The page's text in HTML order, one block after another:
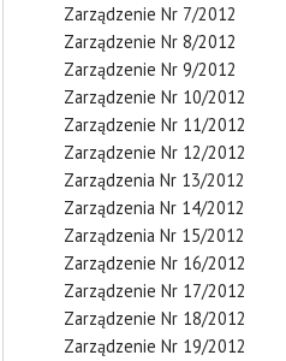
Zarządzenie Nr 7/2012
Zarządzenie Nr 8/2012
Zarządzenie Nr 9/2012
Zarządzenie Nr 10/2012
Zarządzenie Nr 11/2012
Zarządzenie Nr 12/2012
Zarządzenia Nr 13/2012
Zarządzenia Nr 14/2012
Zarządzenia Nr 15/2012
Zarządzenie Nr 16/2012
Zarządzenie Nr 17/2012
Zarządzenie Nr 18/2012
Zarządzenie Nr 19/2012